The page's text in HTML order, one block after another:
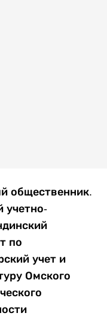
общественник.
учетно-
по
учет и
Омского